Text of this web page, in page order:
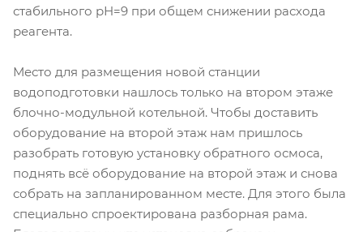
стабильного рН=9 при общем снижении расхода
реагента.
Место для размещения новой станции
водоподготовки нашлось только на втором этаже
блочно-модульной котельной. Чтобы доставить
оборудование на второй этаж нам пришлось
разобрать готовую установку обратного осмоса,
поднять всё оборудование на второй этаж и снова
собрать на запланированном месте. Для этого была
специально спроектирована разборная рама.